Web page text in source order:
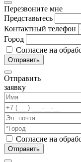
Перезвоните мне
Представьтесь
Контактный телефон
Город
Согласие на
Отправить
заявку
Согласие на